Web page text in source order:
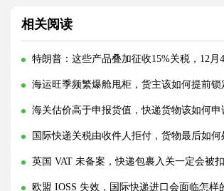
相关阅读
特朗普：这些产品叠加征收15%关税，12月
海运旺季频繁爆舱甩柜，货主该如何提前锁
海关估价高于申报货值，快递货物该如何
国际快递关税由收件人拒付，货物最后如
英国 VAT 未备案，快递包裹入关一定会被
欧盟 IOSS 失效，国际快递进口会面临怎